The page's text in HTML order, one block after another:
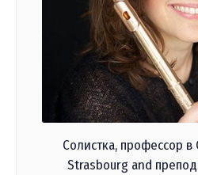
Солистка, профессор
Strasbourg and